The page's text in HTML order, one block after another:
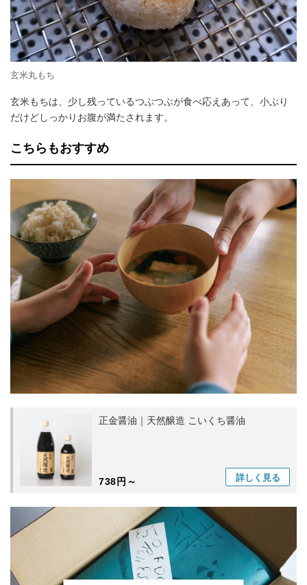
玄米丸もち
玄米もちは、少し残っているつぶつぶが食べ応えあって、小ぶり
だけどしっかりお腹が満たされます。
こちらもおすすめ
正金醤油｜天然醸造 こいくち醤油
738円～ 詳しく 見る